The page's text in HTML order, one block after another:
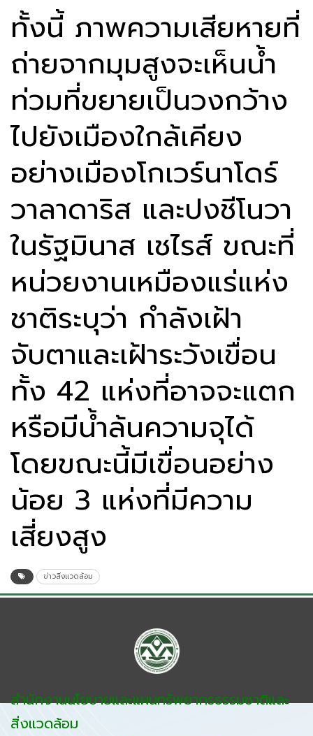
ทั้งนี้ ภาพความเสียหายที่
ถ่ายจากมุมสูงจะเห็นน้ำ
ท่วมที่ขยายเป็นวงกว้าง
ไปยังเมืองใกล้เคียง
อย่างเมืองโกเวร์นาโดร์
วาลาดาริส และปงชีโนวา
ในรัฐมินาส เชไรส์ ขณะที่
หน่วยงานเหมืองแร่แห่ง
ชาติระบุว่า กำลังเฝ้า
จับตาและเฝ้าระวังเขื่อน
ทั้ง 42 แห่งที่อาจจะแตก
หรือมีน้ำล้นความจุได้
โดยขณะนี้มีเขื่อนอย่าง
น้อย 3 แห่งที่มีความ
เสี่ยงสูง
ข่าวสิ่งแวดล้อม
สำนักงานนโยบายและแผนทรัพยากรธรรมชาติและ
สิ่งแวดล้อม